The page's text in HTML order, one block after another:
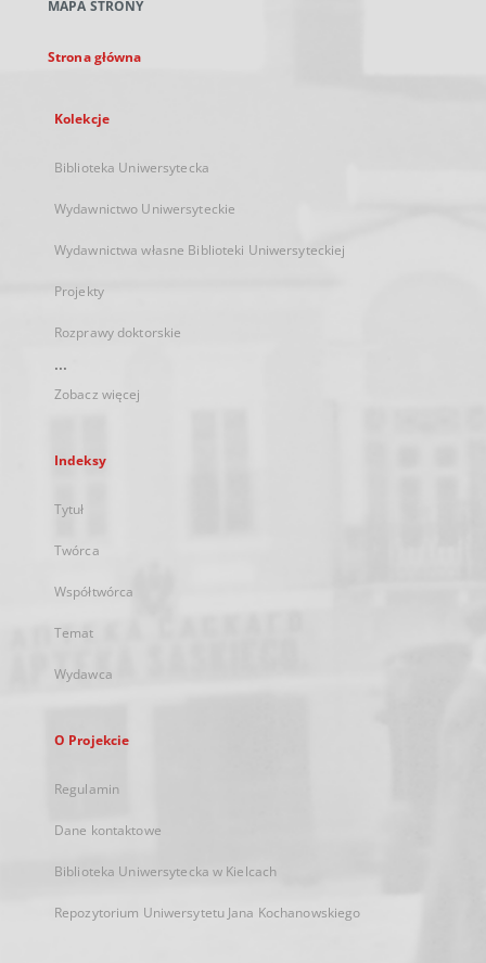
karcie
MAPA STRONY
Strona główna
Kolekcje
Biblioteka Uniwersytecka
Wydawnictwo Uniwersyteckie
Wydawnictwa własne Biblioteki Uniwersyteckiej
Projekty
Rozprawy doktorskie
...
Zobacz więcej
Indeksy
Tytuł
Twórca
Współtwórca
Temat
Wydawca
O Projekcie
Regulamin
Dane kontaktowe
Biblioteka Uniwersytecka w Kielcach
Repozytorium Uniwersytetu Jana Kochanowskiego